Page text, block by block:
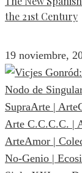
the 21st Century
19 noviembre,